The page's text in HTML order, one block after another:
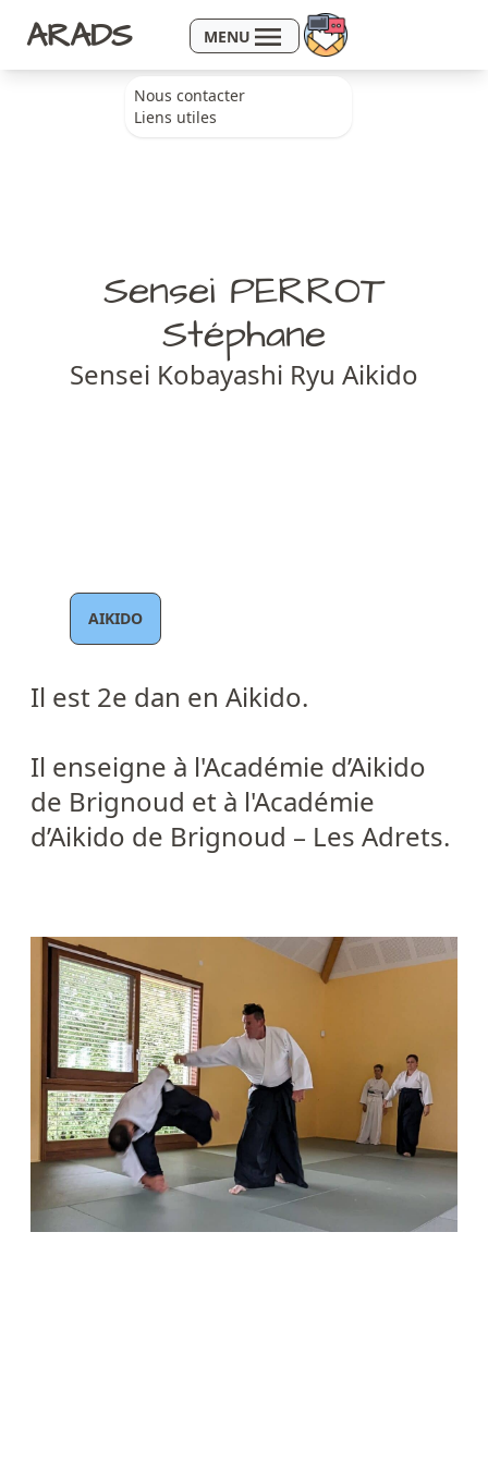
ARADS MENU
Nous contacter
Liens utiles
Sensei PERROT
Stéphane
Sensei Kobayashi Ryu Aikido
AIKIDO
Il est 2e dan en Aikido.
Il enseigne à l'Académie d’Aikido
de Brignoud et à l'Académie
d’Aikido de Brignoud – Les Adrets.